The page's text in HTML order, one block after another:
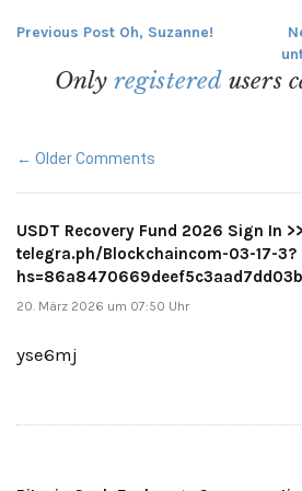
Previous Post Oh, Suzanne!
Only registered users
Comment
navigation
← Older Comments
USDT Recovery Fund 2026 Sign In
telegra.ph/Blockchaincom-03-17-3?
20. März 2026 um 07:50 Uhr
yse6mj